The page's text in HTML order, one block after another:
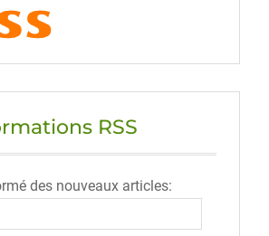
RSS
des nouveaux articles: